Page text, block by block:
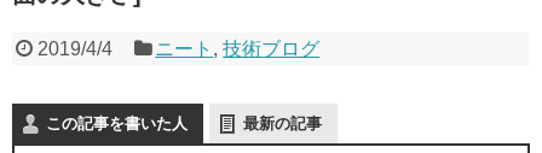
2019/4/4 ニート ,技術ブログ
この記事を書いた人 最新の記事